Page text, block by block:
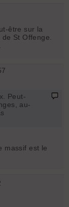
être sur la
St Offenge.
Peut-
au-
massif est le